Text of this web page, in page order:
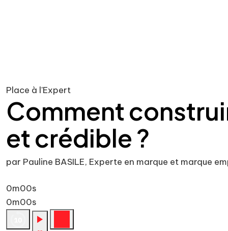
Place à l'Expert
Comment
et crédible ?
par Pauline BASILE, Experte en marque et marque
0m00s
0m00s